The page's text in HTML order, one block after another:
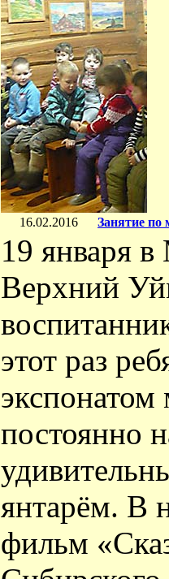
16.02.2016 Занятие
19 января
Верхний
этот раз
экспонатом
постоянно
янтарём. В
фильм